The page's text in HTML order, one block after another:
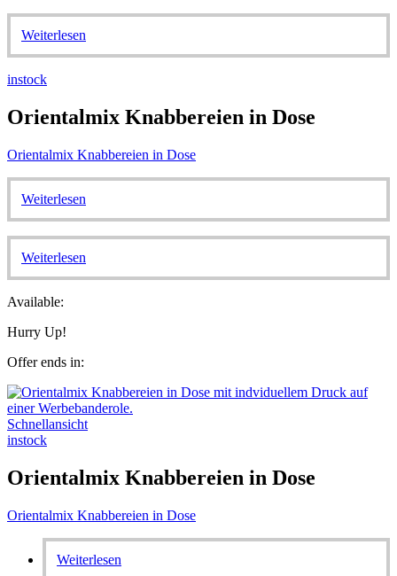
Weiterlesen
instock
Orientalmix Knabbereien in Dose
Orientalmix Knabbereien in Dose
Weiterlesen
Weiterlesen
Available:
Hurry Up!
Offer ends in:
Schnellansicht
instock
Orientalmix Knabbereien in Dose
Orientalmix Knabbereien in Dose
Weiterlesen